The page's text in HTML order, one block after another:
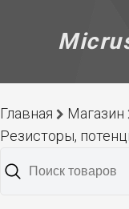
Главная Магазин
Резисторы,